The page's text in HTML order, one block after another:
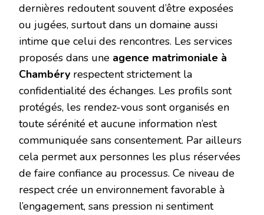
dernières redoutent souvent d’être exposées
ou jugées, surtout dans un domaine aussi
intime que celui des rencontres. Les services
proposés dans une agence matrimoniale à
Chambéry respectent strictement la
confidentialité des échanges. Les profils sont
protégés, les rendez-vous sont organisés en
toute sérénité et aucune information n’est
communiquée sans consentement. Par ailleurs
cela permet aux personnes les plus réservées
de faire confiance au processus. Ce niveau de
respect crée un environnement favorable à
l’engagement, sans pression ni sentiment